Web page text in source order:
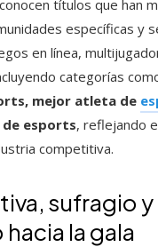
títulos que han
específicas y
en línea,
categorías
mejor atleta de
esports, reflejando
competitiva.
sufragio y
la gala